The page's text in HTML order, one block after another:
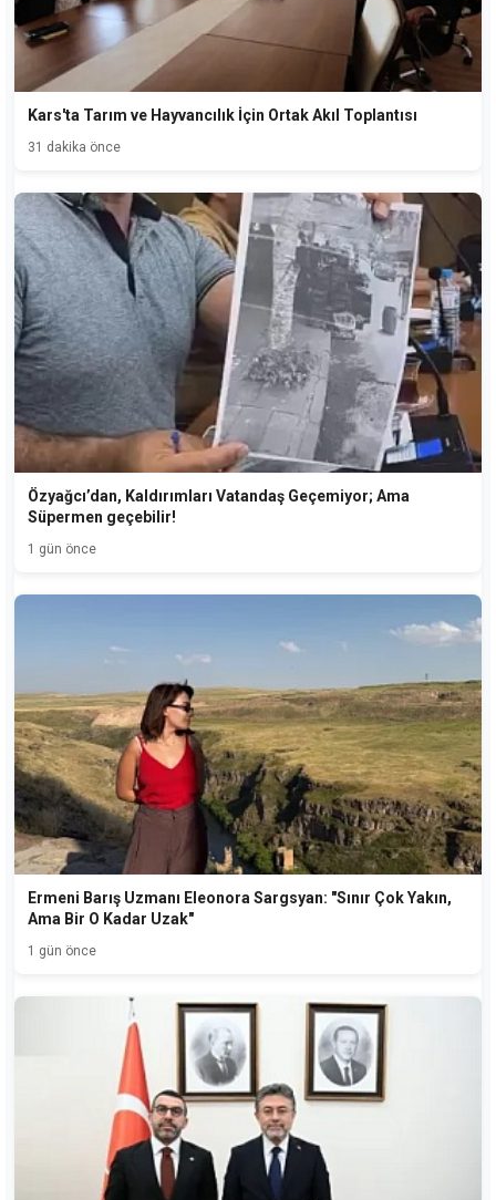
Kars'ta Tarım ve Hayvancılık İçin Ortak Akıl Toplantısı
31 dakika önce
Özyağcı’dan, Kaldırımları Vatandaş Geçemiyor; Ama
Süpermen geçebilir!
1 gün önce
Ermeni Barış Uzmanı Eleonora Sargsyan: "Sınır Çok Yakın,
Ama Bir O Kadar Uzak"
1 gün önce